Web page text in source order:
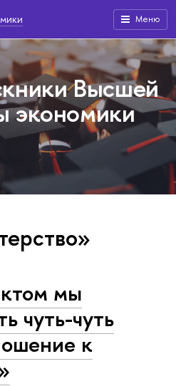
Меню
Высшей
экономики
мы
чуть-чуть
к